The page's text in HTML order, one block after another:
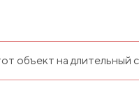
объект на длительный